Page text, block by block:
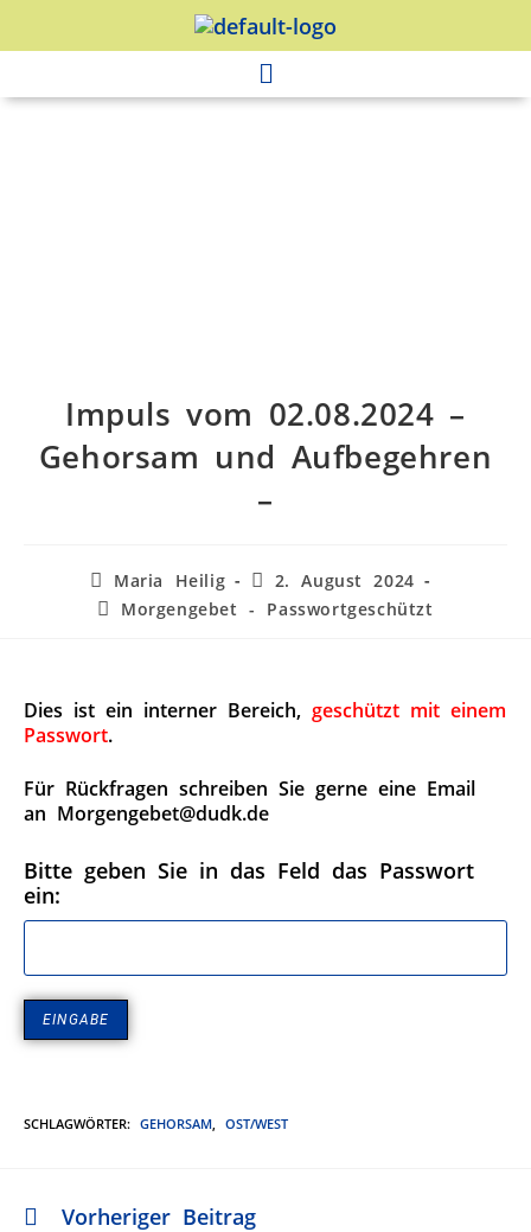
Impuls vom 02.08.2024 –
Gehorsam und Aufbegehren
–
Maria Heilig
2. August 2024
Morgengebet - Passwortgeschützt
Dies ist ein interner Bereich, geschützt mit einem
Passwort.
Für Rückfragen schreiben Sie gerne eine Email
an Morgengebet@dudk.de
Bitte geben Sie in das Feld das Passwort
ein:
SCHLAGWÖRTER: GEHORSAM, OST/WEST
Vorheriger Beitrag